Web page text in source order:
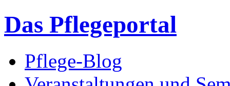
Das Pflegeportal
Pflege-Blog